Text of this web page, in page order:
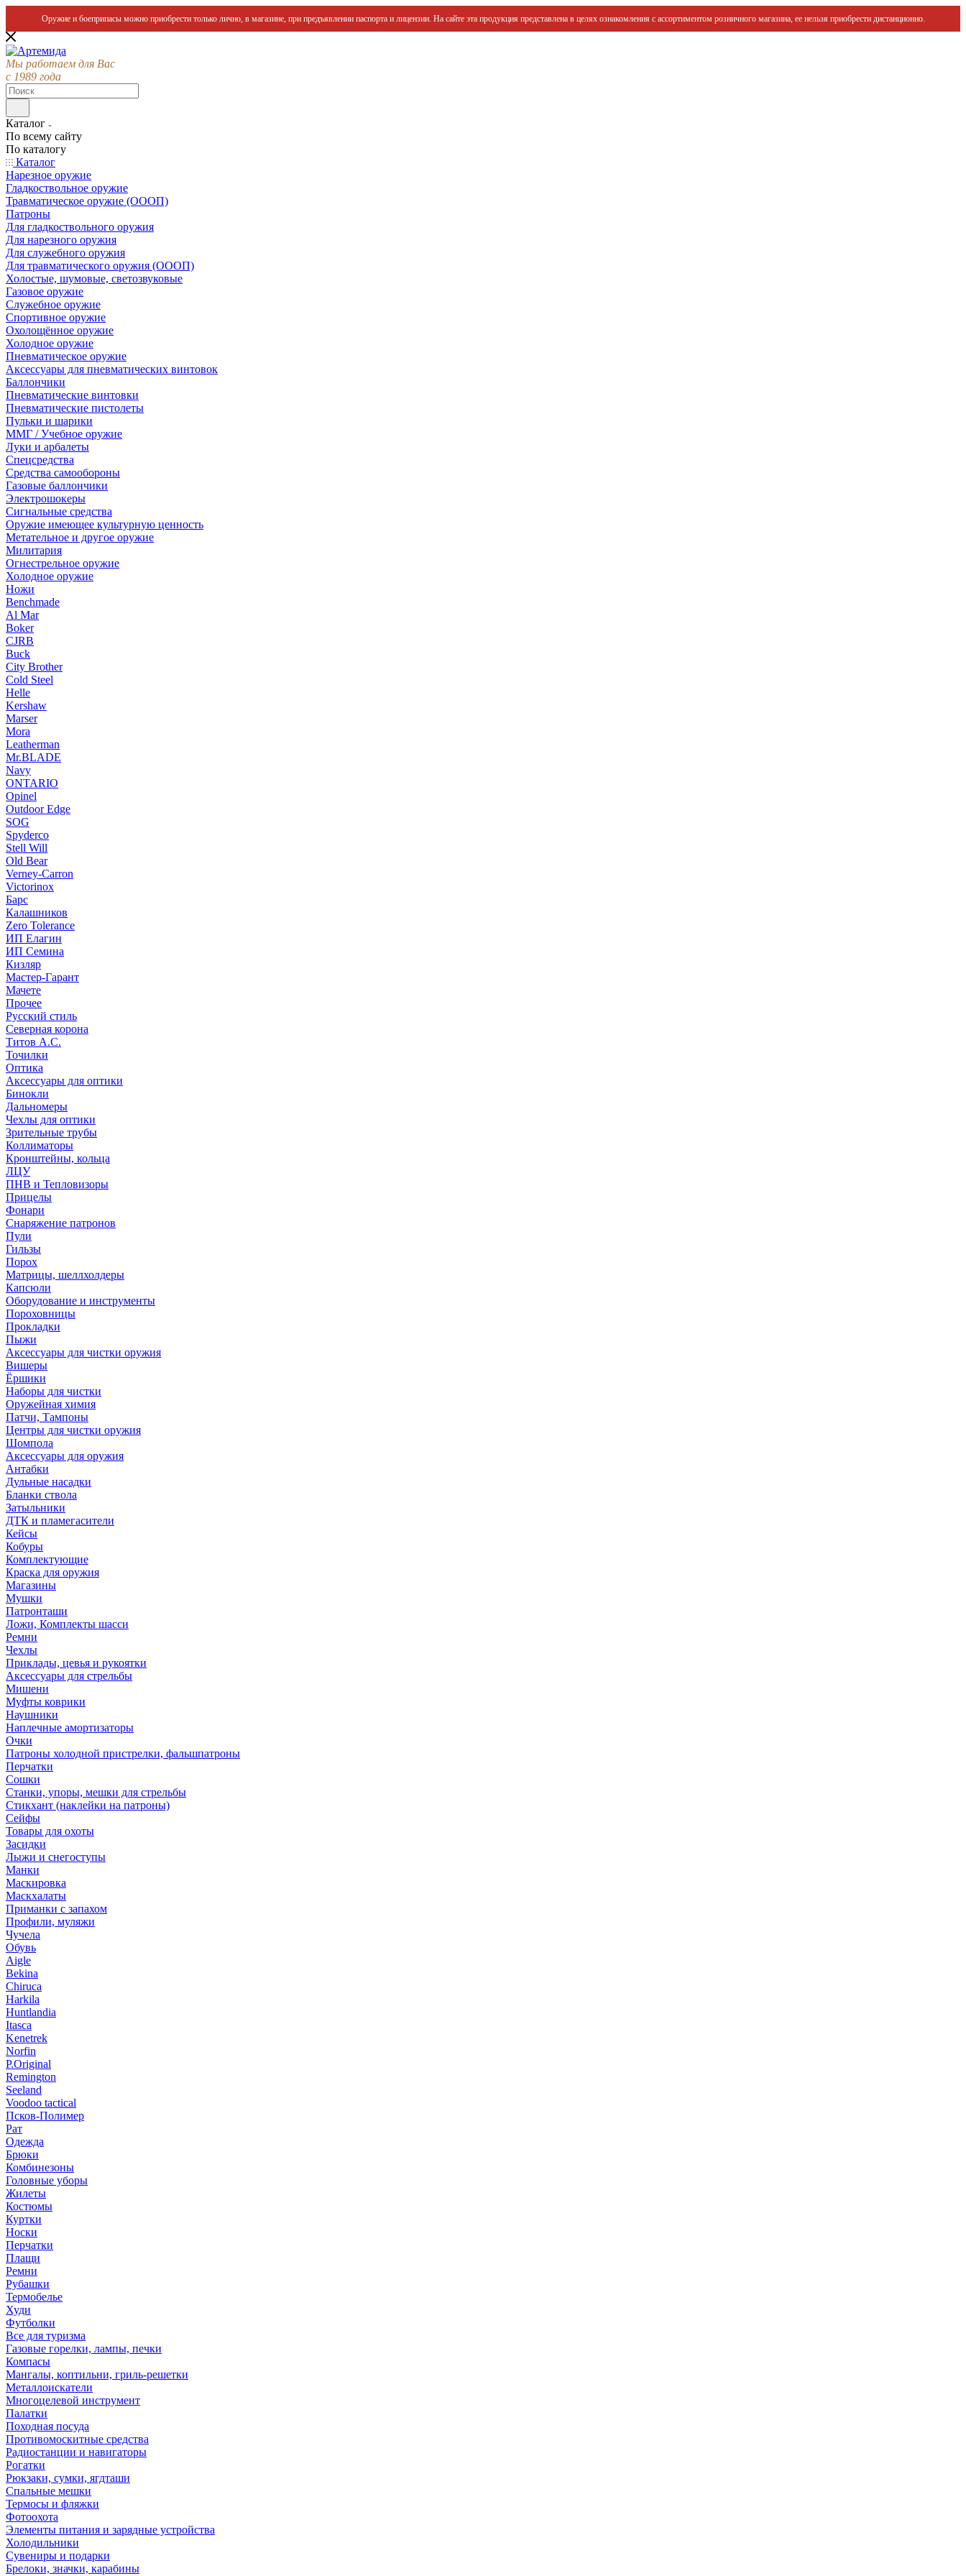
Оружие и боеприпасы можно приобрести только лично, в магазине, при предъявлении паспорта и лицензии. На сайте эта продукция представлена в целях ознакомления с ассортиментом розничного магазина, ее нельзя приобрести дистанционно.
Мы работаем для Вас
с 1989 года
Каталог
По всему сайту
По каталогу
Каталог
Нарезное оружие
Гладкоствольное оружие
Травматическое оружие (ОООП)
Патроны
Для гладкоствольного оружия
Для нарезного оружия
Для служебного оружия
Для травматического оружия (ОООП)
Холостые, шумовые, светозвуковые
Газовое оружие
Служебное оружие
Спортивное оружие
Охолощённое оружие
Холодное оружие
Пневматическое оружие
Аксессуары для пневматических винтовок
Баллончики
Пневматические винтовки
Пневматические пистолеты
Пульки и шарики
ММГ / Учебное оружие
Луки и арбалеты
Спецсредства
Средства самообороны
Газовые баллончики
Электрошокеры
Сигнальные средства
Оружие имеющее культурную ценность
Метательное и другое оружие
Милитария
Огнестрельное оружие
Холодное оружие
Ножи
Benchmade
Al Mar
Boker
CJRB
Buck
City Brother
Cold Steel
Helle
Kershaw
Marser
Mora
Leatherman
Mr.BLADE
Navy
ONTARIO
Opinel
Outdoor Edge
SOG
Spyderco
Stell Will
Old Bear
Verney-Carron
Victorinox
Барс
Калашников
Zero Tolerance
ИП Елагин
ИП Семина
Кизляр
Мастер-Гарант
Мачете
Прочее
Русский стиль
Северная корона
Титов А.С.
Точилки
Оптика
Аксессуары для оптики
Бинокли
Дальномеры
Чехлы для оптики
Зрительные трубы
Коллиматоры
Кронштейны, кольца
ЛЦУ
ПНВ и Тепловизоры
Прицелы
Фонари
Снаряжение патронов
Пули
Гильзы
Порох
Матрицы, шеллхолдеры
Капсюли
Оборудование и инструменты
Пороховницы
Прокладки
Пыжи
Аксессуары для чистки оружия
Вишеры
Ёршики
Наборы для чистки
Оружейная химия
Патчи, Тампоны
Центры для чистки оружия
Шомпола
Аксессуары для оружия
Антабки
Дульные насадки
Бланки ствола
Затыльники
ДТК и пламегасители
Кейсы
Кобуры
Комплектующие
Краска для оружия
Магазины
Мушки
Патронташи
Ложи, Комплекты шасси
Ремни
Чехлы
Приклады, цевья и рукоятки
Аксессуары для стрельбы
Мишени
Муфты коврики
Наушники
Наплечные амортизаторы
Очки
Патроны холодной пристрелки, фальшпатроны
Перчатки
Сошки
Станки, упоры, мешки для стрельбы
Стикхант (наклейки на патроны)
Сейфы
Товары для охоты
Засидки
Лыжи и снегоступы
Манки
Маскировка
Маскхалаты
Приманки с запахом
Профили, муляжи
Чучела
Обувь
Aigle
Bekina
Chiruсa
Harkila
Huntlandia
Itasca
Kenetrek
Norfin
P.Original
Remington
Seeland
Voodoo tactical
Псков-Полимер
Рат
Одежда
Брюки
Комбинезоны
Головные уборы
Жилеты
Костюмы
Куртки
Носки
Перчатки
Плащи
Ремни
Рубашки
Термобелье
Худи
Футболки
Все для туризма
Газовые горелки, лампы, печки
Компасы
Мангалы, коптильни, гриль-решетки
Металлоискатели
Многоцелевой инструмент
Палатки
Походная посуда
Противомоскитные средства
Радиостанции и навигаторы
Рогатки
Рюкзаки, сумки, ягдташи
Спальные мешки
Термосы и фляжки
Фотоохота
Элементы питания и зарядные устройства
Холодильники
Сувениры и подарки
Брелоки, значки, карабины